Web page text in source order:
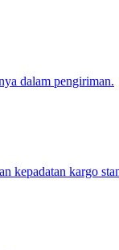
dalam pengiriman.
kepadatan kargo